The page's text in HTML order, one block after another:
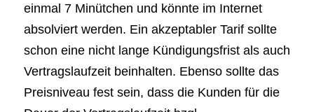
einmal 7 Minütchen und könnte im Internet
absolviert werden. Ein akzeptabler Tarif sollte
schon eine nicht lange Kündigungsfrist als auch
Vertragslaufzeit beinhalten. Ebenso sollte das
Preisniveau fest sein, dass die Kunden für die